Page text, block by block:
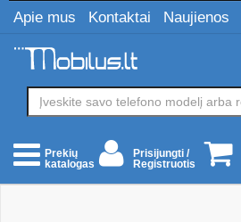
Apie mus Kontaktai Naujienos
Prekių
katalogas
Prisijungti /
Registruotis